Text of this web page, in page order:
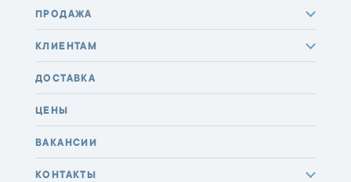
ПРОДАЖА
КЛИЕНТАМ
ДОСТАВКА
ЦЕНЫ
ВАКАНСИИ
КОНТАКТЫ